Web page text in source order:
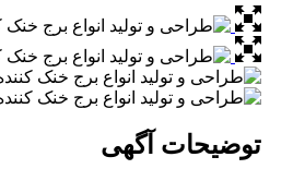
توضیحات آگهی